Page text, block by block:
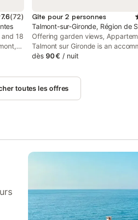
7.6(72)
18
31 km
Gîte pour 2 personnes
Talmont-sur-Gironde, Région de
Offering garden views,
Talmont sur Gironde is an
located in Talmont, 17 km from
Church. This beachfront property
access to a terrace and free
dès 90 € / nuit
toutes les offres